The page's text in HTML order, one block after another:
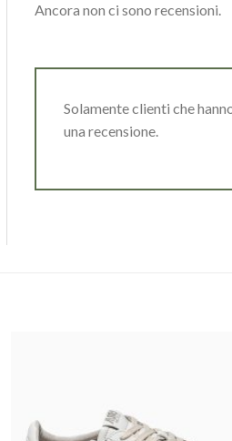
Ancora non ci sono recensioni.
Solamente clienti che
una recensione.